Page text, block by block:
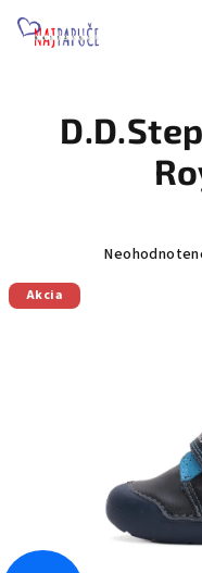
Priemerné
Akcia